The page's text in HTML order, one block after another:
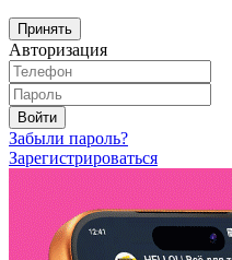
Принять
Авторизация
Войти
Забыли пароль?
Зарегистрироваться